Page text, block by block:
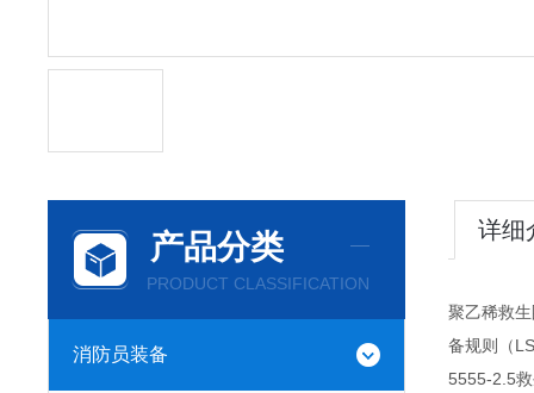
产品分类
PRODUCT CLASSIFICATION
消防员装备
详细
聚乙稀救
备规则（
5555-2.5